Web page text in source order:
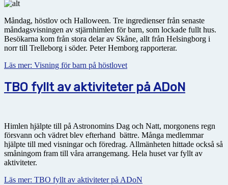
Måndag, höstlov och Halloween. Tre ingredienser från senaste
måndagsvisningen av stjärnhimlen för barn, som lockade fullt hus.
Besökarna kom från stora delar av Skåne, allt från Helsingborg i
norr till Trelleborg i söder. Peter Hemborg rapporterar.
Läs mer: Visning för barn på höstlovet
TBO fyllt av aktiviteter på ADoN
Himlen hjälpte till på Astronomins Dag och Natt, morgonens regn
försvann och vädret blev efterhand bättre. Många medlemmar
hjälpte till med visningar och föredrag. Allmänheten hittade också så
småningom fram till våra arrangemang. Hela huset var fyllt av
aktiviteter.
Läs mer: TBO fyllt av aktiviteter på ADoN